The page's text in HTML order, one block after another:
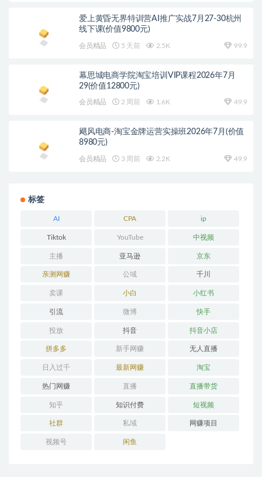
爱上黄昏无界特训营AI推广实战7月27-30杭州
线下课(价值9800元)
会员精品 5 天前 2.5K 99.9
幕思城电商学院淘宝培训VIP课程2026年7月
29(价值12800元)
会员精品 2 周前 1.6K 49.9
飓风电商-淘宝金牌运营实操班2026年7月(价值
8980元)
会员精品 3 周前 2.2K 49.9
标签
AI CPA ip
Tiktok YouTube 中视频
主播 亚马逊 京东
亲测网赚 公域 千川
卖课 小白 小红书
引流 微博 快手
投放 抖音 抖音小店
拼多多 新手网赚 无人直播
日入过千 最新网赚 淘宝
热门网赚 直播 直播带货
知乎 知识付费 短视频
社群 私域 网赚项目
视频号 闲鱼